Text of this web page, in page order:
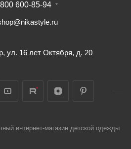
600-85-94
ул. 16 лет Октября, д. 20
интернет-магазин детской одежды